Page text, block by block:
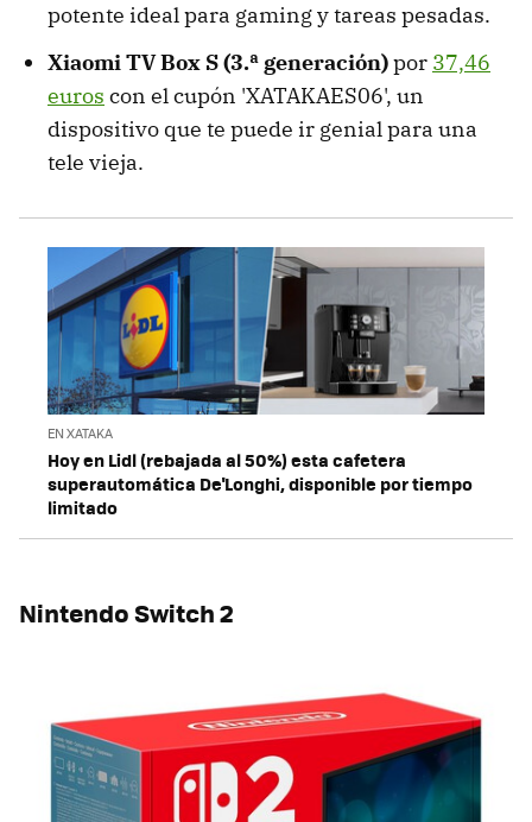
potente ideal para gaming y tareas pesadas.
Xiaomi TV Box S (3.ª generación)por 37,46
euros con el cupón 'XATAKAES06', un
dispositivo que te puede ir genial para una
tele vieja.
EN XATAKA
Hoy en Lidl (rebajada al 50%) esta cafetera
superautomática De'Longhi, disponible por tiempo
limitado
Nintendo Switch 2